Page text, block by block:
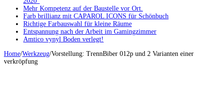
Mehr Kompetenz auf der Baustelle vor Ort.
Farb brillianz mit CAPAROL ICONS für Schönbuch
Richtige Farbauswahl für kleine Räume
Entspannung nach der Arbeit im Gamingzimmer
Amtico vynyl Boden verlegt!
Home/Werkzeug/Vorstellung: TrennBiber 012p und 2 Varianten einer
verkröpfung